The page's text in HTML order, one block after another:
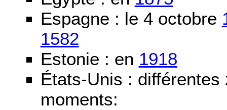
Espagne : le 4 octobre
1582
Estonie : en 1918
États-Unis :
moments: